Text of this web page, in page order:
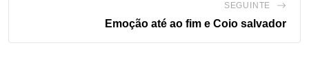
SEGUINTE
Emoção até ao fim e Coio salvador